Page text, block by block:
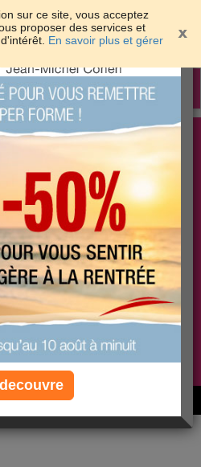
sur ce site, vous acceptez
proposer des services et
En savoir plus et gérer
pour maigrir et être bien
sa peau
PLUS
SANTÉ
PLUS
COACHING
le régime gratuit
et réappris à manger avec nous
×